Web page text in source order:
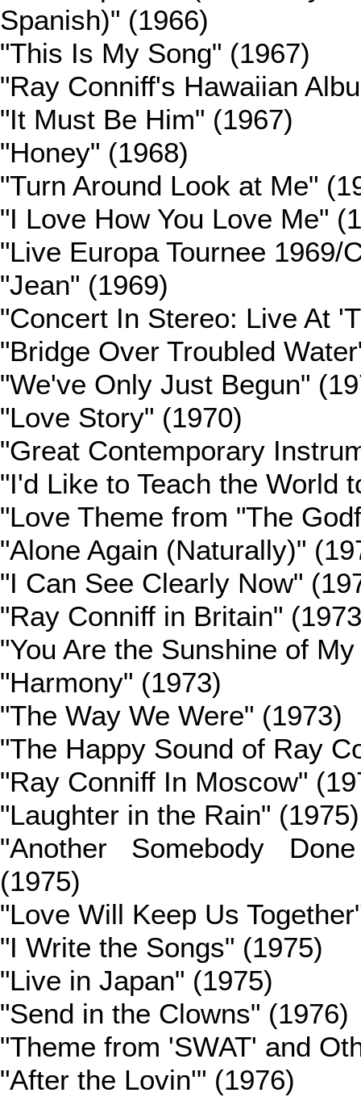
Spanish)" (1966)
"This Is My Song" (1967)
"Ray Conniff's Hawaiian
"It Must Be Him" (1967)
"Honey" (1968)
"Turn Around Look at Me"
"I Love How You Love Me"
"Live Europa Tournee 1969/
"Jean" (1969)
"Concert In Stereo: Live At
"Bridge Over Troubled
"We've Only Just Begun"
"Love Story" (1970)
"Great Contemporary
"I'd Like to Teach the World
"Love Theme from "The
"Alone Again (Naturally)"
"I Can See Clearly Now"
"Ray Conniff in Britain"
"You Are the Sunshine of
"Harmony" (1973)
"The Way We Were" (1973)
"The Happy Sound of Ray
"Ray Conniff In Moscow"
"Laughter in the Rain" (1975)
"Another Somebody
(1975)
"Love Will Keep Us
"I Write the Songs" (1975)
"Live in Japan" (1975)
"Send in the Clowns" (1976)
"Theme from 'SWAT' and
"After the Lovin'" (1976)